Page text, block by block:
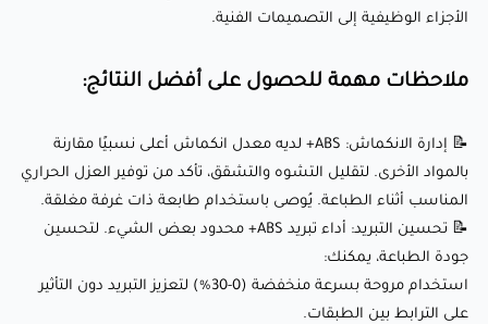
الحراري المناسب أثناء الطباعة. يُوصى باستخدام طابعة ذات غرفة
📝 تحسين التبريد: أداء تبريد ABS+ محدود بعض الشيء. لتحسين
دون التأثير على الترابط بين الطبقات.
تقليل الزوايا المتدلية في تصميم النموذج.
خفض سرعة الطباعة للحصول على تحكم ودقة أفضل.
الأجزاء الوظيفية إلى التصميمات الفنية.
ملاحظات مهمة للحصول على أفضل النتائج:
📝 إدارة الانكماش: ABS+ لديه معدل انكماش أعلى نسبيًا مقارنة
بالمواد الأخرى. لتقليل التشوه والتشقق، تأكد من توفير العزل الحراري
المناسب أثناء الطباعة. يُوصى باستخدام طابعة ذات غرفة مغلقة.
📝 تحسين التبريد: أداء تبريد ABS+ محدود بعض الشيء. لتحسين
جودة الطباعة، يمكنك:
استخدام مروحة بسرعة منخفضة (0-30%) لتعزيز التبريد دون التأثير
على الترابط بين الطبقات.